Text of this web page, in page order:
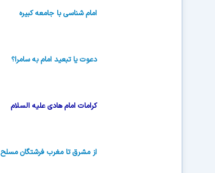
امام شناسی با جامعه کبیره
دعوت یا تبعید امام به سامرا؟
کرامات امام هادی علیه السلام
از مشرق تا مغرب فرشتگان مسلح